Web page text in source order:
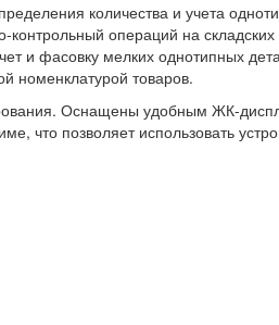
количества и учета
операций на
и фасовку мелких однотипных
номенклатурой товаров.
Оснащены удобным ЖК-
что позволяет использовать